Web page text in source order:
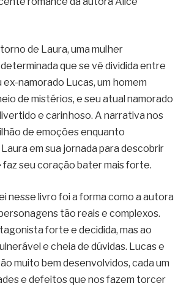
de Laura, uma mulher
que se vê dividida entre
ex-namorado Lucas, um homem
de mistérios, e seu atual namorado
e carinhoso. A narrativa nos
de emoções enquanto
em sua jornada para descobrir
seu coração bater mais forte.
nesse livro foi a forma como a autora
tão reais e complexos.
forte e decidida, mas ao
e cheia de dúvidas. Lucas e
muito bem desenvolvidos, cada um
e defeitos que nos fazem torcer